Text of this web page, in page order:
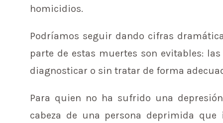
homicidios.
Podríamos seguir dando cifras
parte de estas muertes son evitables:
diagnosticar o sin tratar de forma
Para quien no ha sufrido una
cabeza de una persona deprimida